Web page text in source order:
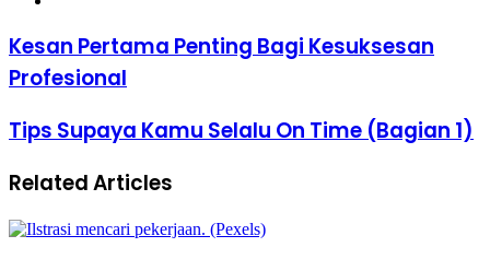
Kesan
Pertama
Penting
Kesuksesan
Profesional
Kesan Pertama Penting Bagi Kesuksesan
Profesional
Tips
Supaya
Selalu
Time
(Bagian
Tips Supaya Kamu Selalu On Time (Bagian 1)
Related Articles